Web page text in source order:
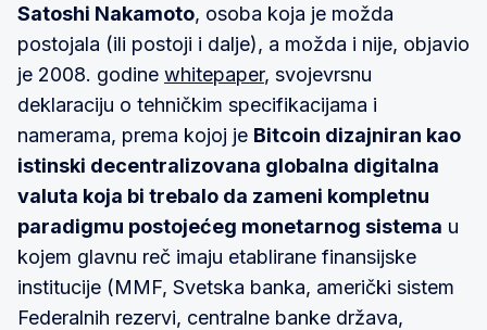
Satoshi Nakamoto, osoba koja je možda
postojala (ili postoji i dalje), a možda i nije, objavio
je 2008. godine whitepaper, svojevrsnu
deklaraciju o tehničkim specifikacijama i
namerama, prema kojoj je Bitcoin dizajniran kao
istinski decentralizovana globalna digitalna
valuta koja bi trebalo da zameni kompletnu
paradigmu postojećeg monetarnog sistema u
kojem glavnu reč imaju etablirane finansijske
institucije (MMF, Svetska banka, američki sistem
Federalnih rezervi, centralne banke država,